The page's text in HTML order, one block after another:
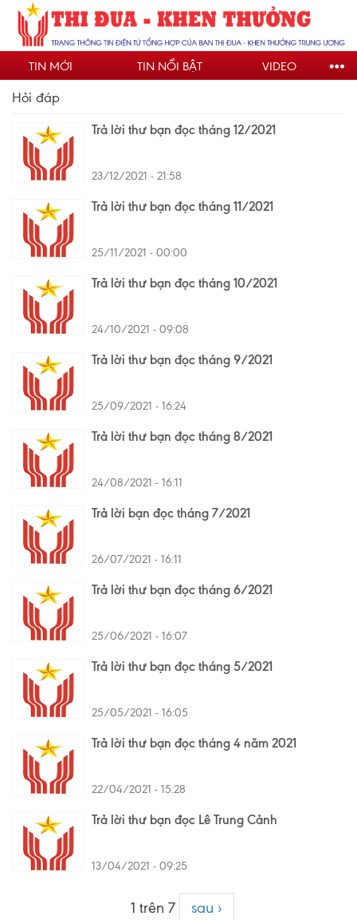
Nhảy
đến
nội
dungTIN MỚI TIN NỔI BẬT VIDEO
Hỏi đáp
Trả lời thư bạn đọc tháng 12/2021
23/12/2021 - 21:58
Trả lời thư bạn đọc tháng 11/2021
25/11/2021 - 00:00
Trả lời thư bạn đọc tháng 10/2021
24/10/2021 - 09:08
Trả lời thư bạn đọc tháng 9/2021
25/09/2021 - 16:24
Trả lời thư bạn đọc tháng 8/2021
24/08/2021 - 16:11
Trả lời bạn đọc tháng 7/2021
26/07/2021 - 16:11
Trả lời thư bạn đọc tháng 6/2021
25/06/2021 - 16:07
Trả lời thư bạn đọc tháng 5/2021
25/05/2021 - 16:05
Trả lời thư bạn đọc tháng 4 năm 2021
22/04/2021 - 15:28
Trả lời thư bạn đọc Lê Trung Cảnh
13/04/2021 - 09:25
1 trên 7 sau ›